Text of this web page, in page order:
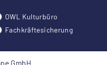
OWL Kulturbüro
Fachkräftesicherung
GmbH